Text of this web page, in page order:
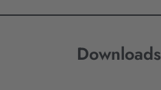
Downloads